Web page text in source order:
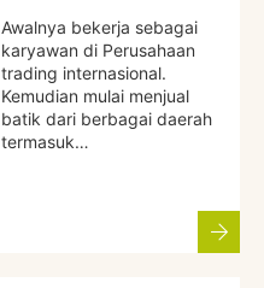
Awalnya bekerja sebagai
karyawan di Perusahaan
trading internasional.
Kemudian mulai menjual
batik dari berbagai daerah
termasuk…